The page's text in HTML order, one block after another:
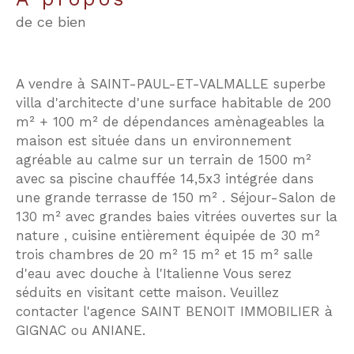
de ce bien
A vendre à SAINT-PAUL-ET-VALMALLE superbe
villa d'architecte d'une surface habitable de 200
m² + 100 m² de dépendances amènageables la
maison est située dans un environnement
agréable au calme sur un terrain de 1500 m²
avec sa piscine chauffée 14,5x3 intégrée dans
une grande terrasse de 150 m² . Séjour-Salon de
130 m² avec grandes baies vitrées ouvertes sur la
nature , cuisine entièrement équipée de 30 m²
trois chambres de 20 m² 15 m² et 15 m² salle
d'eau avec douche à l'Italienne Vous serez
séduits en visitant cette maison. Veuillez
contacter l'agence SAINT BENOIT IMMOBILIER à
GIGNAC ou ANIANE.